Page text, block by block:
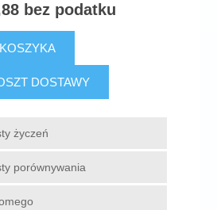
bez podatku
DOSTAWY
życzeń
porównywania